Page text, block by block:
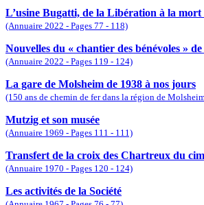
L’usine Bugatti, de la Libération à la
(Annuaire 2022 - Pages 77 - 118)
Nouvelles du « chantier des bénévoles »
(Annuaire 2022 - Pages 119 - 124)
La gare de Molsheim de 1938 à nos jours
(150 ans de chemin de fer dans la région de
Mutzig et son musée
(Annuaire 1969 - Pages 111 - 111)
Transfert de la croix des Chartreux du
(Annuaire 1970 - Pages 120 - 124)
Les activités de la Société